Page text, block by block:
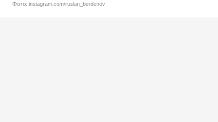
Фото: instagram.com/ruslan_berdenov